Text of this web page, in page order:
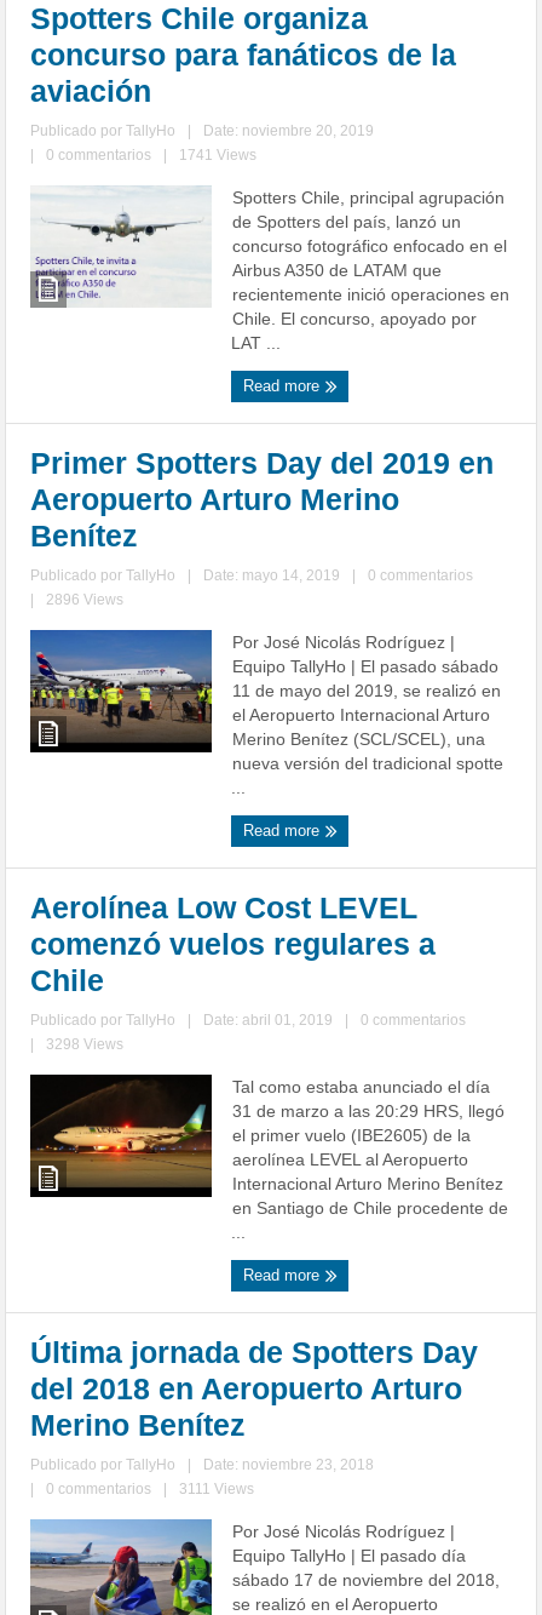
Spotters Chile organiza
concurso para fanáticos de la
aviación
Publicado porTallyHo
Date: noviembre 20, 2019
0 commentarios 1741 Views
Spotters Chile, principal agrupación
de Spotters del país, lanzó un
concurso fotográfico enfocado en el
Airbus A350 de LATAM que
recientemente inició operaciones en
Chile. El concurso, apoyado por
LAT ...
Read more
Primer Spotters Day del 2019 en
Aeropuerto Arturo Merino
Benítez
Publicado porTallyHo Date: mayo 14, 2019
0 commentarios
2896 Views
Por José Nicolás Rodríguez |
Equipo TallyHo | El pasado sábado
11 de mayo del 2019, se realizó en
el Aeropuerto Internacional Arturo
Merino Benítez (SCL/SCEL), una
nueva versión del tradicional spotte
...
Read more
Aerolínea Low Cost LEVEL
comenzó vuelos regulares a
Chile
Publicado porTallyHo Date: abril 01, 2019
0 commentarios
3298 Views
Tal como estaba anunciado el día
31 de marzo a las 20:29 HRS, llegó
el primer vuelo (IBE2605) de la
aerolínea LEVEL al Aeropuerto
Internacional Arturo Merino Benítez
en Santiago de Chile procedente de
...
Read more
Última jornada de Spotters Day
del 2018 en Aeropuerto Arturo
Merino Benítez
Publicado porTallyHo
Date: noviembre 23, 2018
0 commentarios 3111 Views
Por José Nicolás Rodríguez |
Equipo TallyHo | El pasado día
sábado 17 de noviembre del 2018,
se realizó en el Aeropuerto